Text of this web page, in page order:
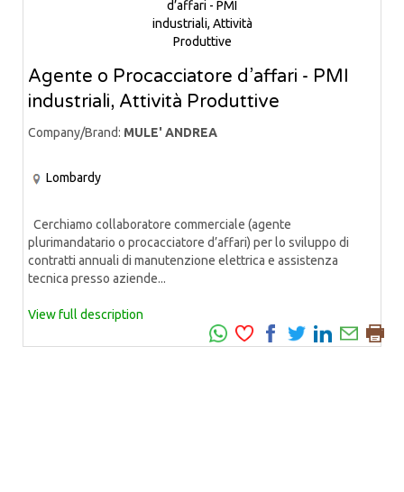
Agente o Procacciatore d’affari - PMI
industriali, Attività Produttive
Company/Brand: MULE' ANDREA
Lombardy
Cerchiamo collaboratore commerciale (agente
plurimandatario o procacciatore d’affari) per lo sviluppo di
contratti annuali di manutenzione elettrica e assistenza
tecnica presso aziende...
View full description